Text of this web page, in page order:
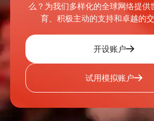
么？为我们多样化的全球网络提供
育、积极主动的支持和卓越的交
开设账户
试用模拟账户